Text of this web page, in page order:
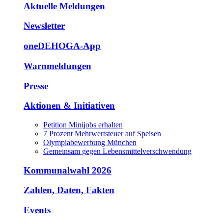
Aktuelle Meldungen
Newsletter
oneDEHOGA-App
Warnmeldungen
Presse
Aktionen & Initiativen
Petition Minijobs erhalten
7 Prozent Mehrwertsteuer auf Speisen
Olympiabewerbung München
Gemeinsam gegen Lebensmittelverschwendung
Kommunalwahl 2026
Zahlen, Daten, Fakten
Events